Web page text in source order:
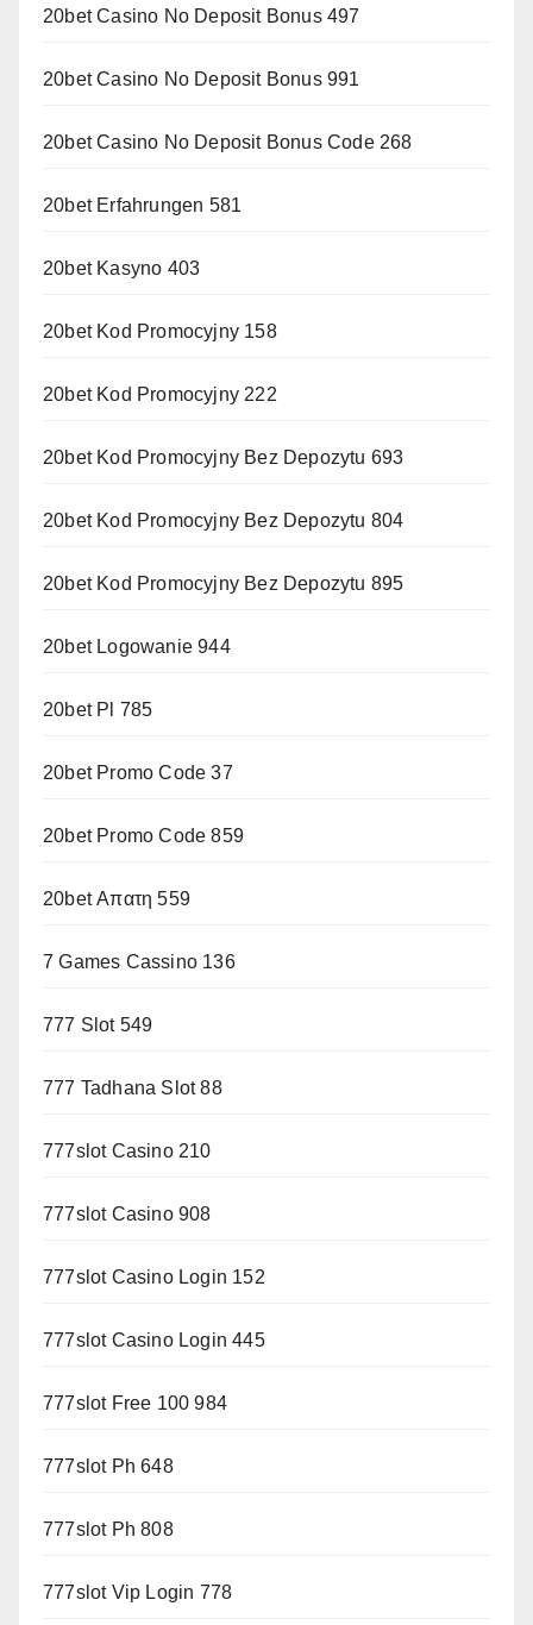
20bet Casino No Deposit Bonus 497
20bet Casino No Deposit Bonus 991
20bet Casino No Deposit Bonus Code 268
20bet Erfahrungen 581
20bet Kasyno 403
20bet Kod Promocyjny 158
20bet Kod Promocyjny 222
20bet Kod Promocyjny Bez Depozytu 693
20bet Kod Promocyjny Bez Depozytu 804
20bet Kod Promocyjny Bez Depozytu 895
20bet Logowanie 944
20bet Pl 785
20bet Promo Code 37
20bet Promo Code 859
20bet Απατη 559
7 Games Cassino 136
777 Slot 549
777 Tadhana Slot 88
777slot Casino 210
777slot Casino 908
777slot Casino Login 152
777slot Casino Login 445
777slot Free 100 984
777slot Ph 648
777slot Ph 808
777slot Vip Login 778